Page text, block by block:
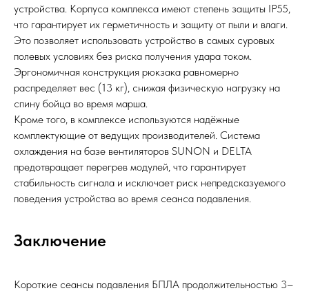
устройства. Корпуса комплекса имеют степень защиты IP55,
что гарантирует их герметичность и защиту от пыли и влаги.
Это позволяет использовать устройство в самых суровых
полевых условиях без риска получения удара током.
Эргономичная конструкция рюкзака равномерно
распределяет вес (13 кг), снижая физическую нагрузку на
спину бойца во время марша.
Кроме того, в комплексе используются надёжные
комплектующие от ведущих производителей. Система
охлаждения на базе вентиляторов SUNON и DELTA
предотвращает перегрев модулей, что гарантирует
стабильность сигнала и исключает риск непредсказуемого
поведения устройства во время сеанса подавления.
Заключение
Короткие сеансы подавления БПЛА продолжительностью 3–